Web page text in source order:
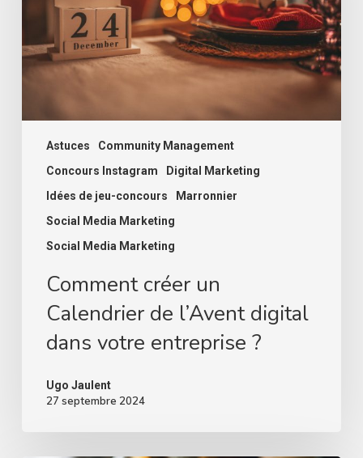
Astuces
Community Management
Concours Instagram
Digital Marketing
Idées de jeu-concours
Marronnier
Social Media Marketing
Social Media Marketing
l’Avent
dans
votre
Comment créer un
Calendrier de l’Avent digital
dans votre entreprise ?
Ugo Jaulent
27 septembre 2024